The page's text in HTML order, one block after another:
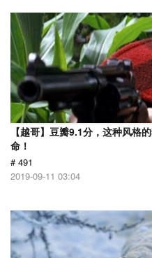
【越哥】豆瓣9.1分，这种风格
命！
# 491
2019-09-11 03:04